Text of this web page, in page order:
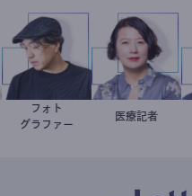
別所隆弘
フォト
グラファー
岩永直子
医療記者